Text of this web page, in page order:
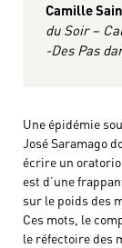
Camille
du Soir –
-Des Pas
Une épidémie
José Saramago
écrire un
est d’une
sur le poids des
Ces mots, le
le réfectoire des